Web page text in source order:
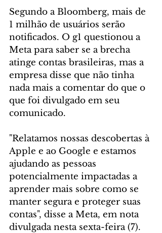
Segundo a Bloomberg, mais de
1 milhão de usuários serão
notificados. O g1 questionou a
Meta para saber se a brecha
atinge contas brasileiras, mas a
empresa disse que não tinha
nada mais a comentar do que o
que foi divulgado em seu
comunicado.
"Relatamos nossas descobertas à
Apple e ao Google e estamos
ajudando as pessoas
potencialmente impactadas a
aprender mais sobre como se
manter segura e proteger suas
contas", disse a Meta, em nota
divulgada nesta sexta-feira (7).